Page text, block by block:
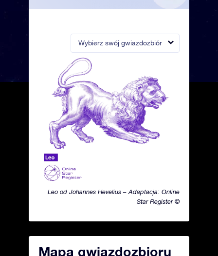
Wybierz swój gwiazdozbiór
Leo od Johannes Hevelius – Adaptacja: Online
Star Register ©
Mapa gwiazdozbioru